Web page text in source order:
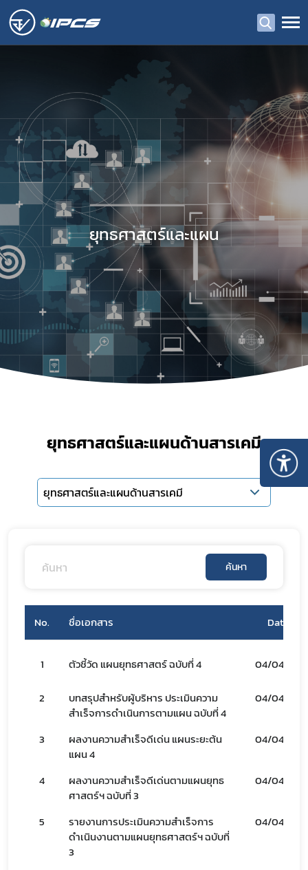
ยุทธศาสตร์และแผน
ยุทธศาสตร์และแผนด้านสารเคมี
ยุทธศาสตร์และแผนด้านสารเคมี
ค้นหา
No. ชื่อเอกสาร Date
1 ตัวชี้วัด แผนยุทธศาสตร์ ฉบับที่ 4 04/04/66
2
บทสรุปสำหรับผู้บริหาร ประเมินความ
สำเร็จการดำเนินการตามแผน ฉบับที่ 4
04/04/66
3
ผลงานความสำเร็จดีเด่น แผนระยะต้น
แผน 4
04/04/66
4
ผลงานความสำเร็จดีเด่นตามแผนยุทธ
ศาสตร์ฯ ฉบับที่ 3
04/04/66
5
รายงานการประเมินความสำเร็จการ
ดำเนินงานตามแผนยุทธศาสตร์ฯ ฉบับที่
3
04/04/66
Subscribe
เลือกหัวข้อที่ท่านต้องการ Subscribe